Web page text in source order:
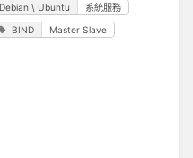
Debian \ Ubuntu 系統服務
BIND Master Slave